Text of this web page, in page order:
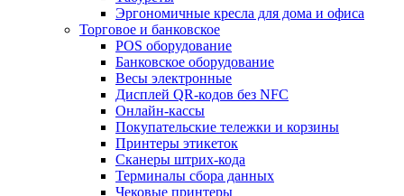
Эргономичные кресла для дома и офиса
Торговое и банковское
POS оборудование
Банковское оборудование
Весы электронные
Дисплей QR-кодов без NFC
Онлайн-кассы
Покупательские тележки и корзины
Принтеры этикеток
Сканеры штрих-кода
Терминалы сбора данных
Чековые принтеры